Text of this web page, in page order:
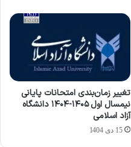
تغییر زمان‌بندی امتحانات پایانی
نیمسال اول ۱۴۰۵-۱۴۰۴ دانشگاه
آزاد اسلامی
15 دی 1404